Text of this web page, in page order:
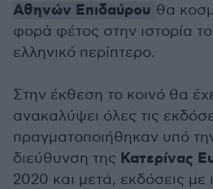
Αθηνών Επιδαύρου θα
φορά φέτος στην ιστορία
ελληνικό περίπτερο.
Στην έκθεση το κοινό θα
ανακαλύψει όλες τις
πραγματοποιήθηκαν υπό
διεύθυνση της Κατερίνας
2020 και μετά, εκδόσεις με